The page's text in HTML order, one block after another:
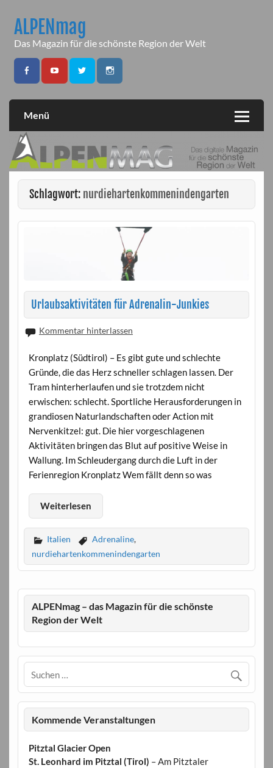
contentALPENmag
Das Magazin für die schönste Region der Welt
Menü
Schlagwort: nurdiehartenkommenindengarten
Urlaubsaktivitäten für Adrenalin-Junkies
Kommentar hinterlassen
Kronplatz (Südtirol) – Es gibt gute und schlechte
Gründe, die das Herz schneller schlagen lassen. Der
Tram hinterherlaufen und sie trotzdem nicht
erwischen: schlecht. Sportliche Herausforderungen in
grandiosen Naturlandschaften oder Action mit
Nervenkitzel: gut. Die hier vorgeschlagenen
Aktivitäten bringen das Blut auf positive Weise in
Wallung. Im Schleudergang durch die Luft in der
Ferienregion Kronplatz Wem fällt denn so was
Weiterlesen
Italien Adrenaline,
nurdiehartenkommenindengarten
ALPENmag – das Magazin für die schönste
Region der Welt
Kommende Veranstaltungen
Pitztal Glacier Open
St. Leonhard im Pitztal (Tirol) – Am Pitztaler